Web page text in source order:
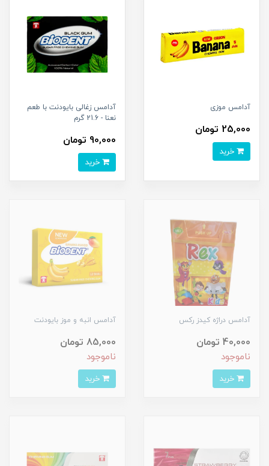
آدامس موزی
25,000 تومان
آدامس زغالی بایودنت با طعم
نعنا - 21.6 گرم
90,000 تومان
آدامس دراژه کیدز رکس
40,000 تومان
ناموجود
آدامس انبه و موز بایودنت
85,000 تومان
ناموجود